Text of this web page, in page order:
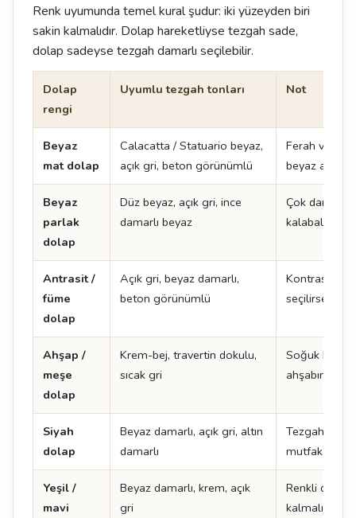
Renk uyumunda temel kural şudur: iki yüzeyden biri
sakin kalmalıdır. Dolap hareketliyse tezgah sade,
dolap sadeyse tezgah damarlı seçilebilir.
Dolap
rengi
Uyumlu tezgah tonları Not
Beyaz
mat dolap
Calacatta / Statuario beyaz,
açık gri, beton görünümlü
Ferah ve
beyaz adada
Beyaz
parlak
dolap
Düz beyaz, açık gri, ince
damarlı beyaz
Çok damarlı
kalabalık
Antrasit /
füme
dolap
Açık gri, beyaz damarlı,
beton görünümlü
Kontrast
seçilirse
Ahşap /
meşe
dolap
Krem-bej, travertin dokulu,
sıcak gri
Soğuk
ahşabın
Siyah
dolap
Beyaz damarlı, açık gri, altın
damarlı
Tezgah açık
mutfak daha
Yeşil /
mavi
Beyaz damarlı, krem, açık
gri
Renkli
kalmalı